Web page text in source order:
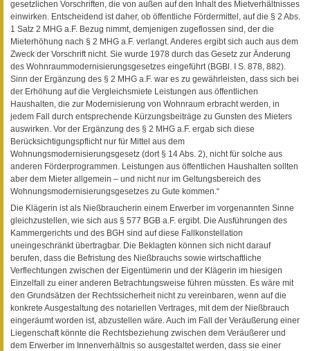
gesetzlichen Vorschriften, die von außen auf den Inhalt des Mietverhältnisses
einwirken. Entscheidend ist daher, ob öffentliche Fördermittel, auf die § 2 Abs.
1 Satz 2 MHG a.F. Bezug nimmt, demjenigen zugeflossen sind, der die
Mieterhöhung nach § 2 MHG a.F. verlangt. Anderes ergibt sich auch aus dem
Zweck der Vorschrift nicht. Sie wurde 1978 durch das Gesetz zur Änderung
des Wohnraummodernisierungsgesetzes eingeführt (BGBl. I S. 878, 882).
Sinn der Ergänzung des § 2 MHG a.F. war es zu gewährleisten, dass sich bei
der Erhöhung auf die Vergleichsmiete Leistungen aus öffentlichen
Haushalten, die zur Modernisierung von Wohnraum erbracht werden, in
jedem Fall durch entsprechende Kürzungsbeiträge zu Gunsten des Mieters
auswirken. Vor der Ergänzung des § 2 MHG a.F. ergab sich diese
Berücksichtigungspflicht nur für Mittel aus dem
Wohnungsmodernisierungsgesetz (dort § 14 Abs. 2), nicht für solche aus
anderen Förderprogrammen. Leistungen aus öffentlichen Haushalten sollten
aber dem Mieter allgemein – und nicht nur im Geltungsbereich des
Wohnungsmodernisierungsgesetzes zu Gute kommen.“
Die Klägerin ist als Nießbraucherin einem Erwerber im vorgenannten Sinne
gleichzustellen, wie sich aus § 577 BGB a.F. ergibt. Die Ausführungen des
Kammergerichts und des BGH sind auf diese Fallkonstellation
uneingeschränkt übertragbar. Die Beklagten können sich nicht darauf
berufen, dass die Befristung des Nießbrauchs sowie wirtschaftliche
Verflechtungen zwischen der Eigentümerin und der Klägerin im hiesigen
Einzelfall zu einer anderen Betrachtungsweise führen müssten. Es wäre mit
den Grundsätzen der Rechtssicherheit nicht zu vereinbaren, wenn auf die
konkrete Ausgestaltung des notariellen Vertrages, mit dem der Nießbrauch
eingeräumt worden ist, abzustellen wäre. Auch im Fall der Veräußerung einer
Liegenschaft könnte die Rechtsbeziehung zwischen dem Veräußerer und
dem Erwerber im Innenverhältnis so ausgestaltet werden, dass sie einer